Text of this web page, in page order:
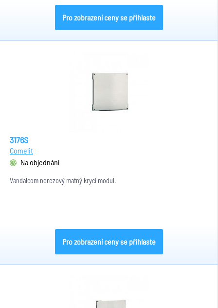
Pro zobrazení ceny se přihlaste
3176S
Comelit
Na objednání
Vandalcom nerezový matný krycí modul.
Pro zobrazení ceny se přihlaste